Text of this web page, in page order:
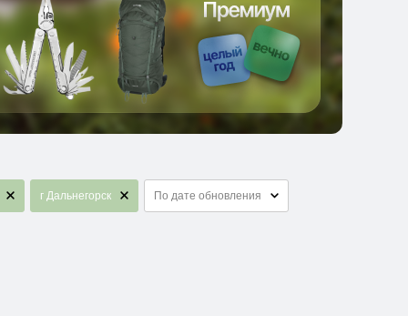
г Дальнегорск По дате обновления